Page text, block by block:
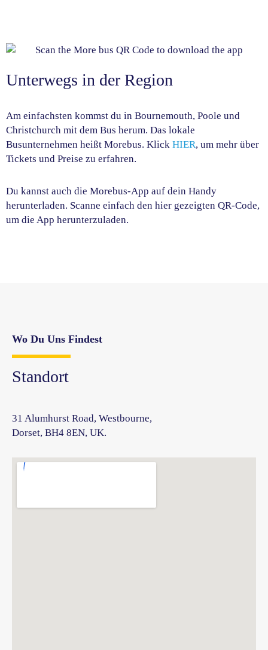
Unterwegs in der Region
Am einfachsten kommst du in Bournemouth, Poole und
Christchurch mit dem Bus herum. Das lokale
Busunternehmen heißt Morebus. Klick HIER, um mehr über
Tickets und Preise zu erfahren.
Du kannst auch die Morebus-App auf dein Handy
herunterladen. Scanne einfach den hier gezeigten QR-Code,
um die App herunterzuladen.
Wo Du Uns Findest
Standort
31 Alumhurst Road, Westbourne,
Dorset, BH4 8EN, UK.